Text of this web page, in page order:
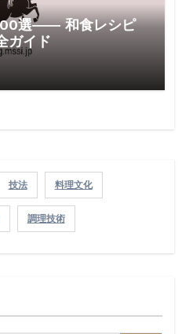
選―― 和食レシピ
ガイド
技法 料理文化
調理技術